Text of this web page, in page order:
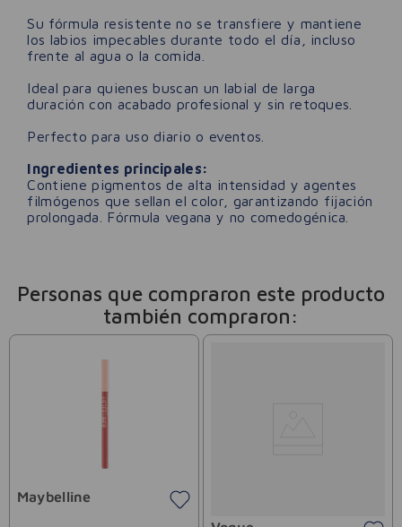
Su fórmula resistente no se transfiere y mantiene
los labios impecables durante todo el día, incluso
frente al agua o la comida.
Ideal para quienes buscan un labial de larga
duración con acabado profesional y sin retoques.
Perfecto para uso diario o eventos.
Ingredientes principales:
Contiene pigmentos de alta intensidad y agentes
filmógenos que sellan el color, garantizando fijación
prolongada. Fórmula vegana y no comedogénica.
Personas que compraron este producto
también compraron:
Maybelline